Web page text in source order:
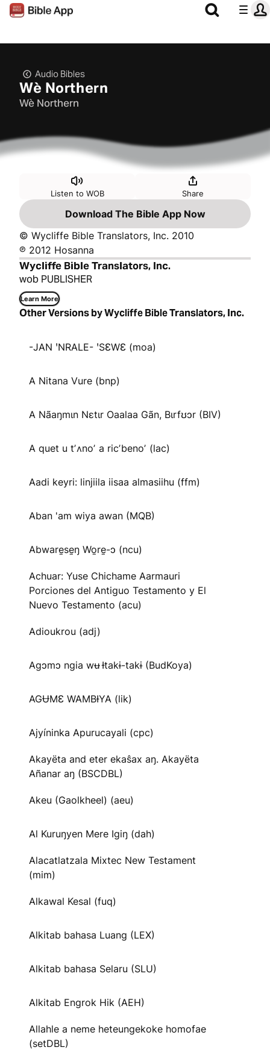
Audio Bibles
Wè Northern
Wè Northern
Listen to WOB Share
Download The Bible App Now
© Wycliffe Bible Translators, Inc. 2010
℗ 2012 Hosanna
Wycliffe Bible Translators, Inc.
wob PUBLISHER
Learn More
Other Versions by Wycliffe Bible Translators, Inc.
-JAN ꞌNRALE- ꞌSƐWƐ (moa)
A Nitana Vure (bnp)
A Nãaŋmɩn Nɛtɩr Oaalaa Gãn, Bɩrfʊɔr (BIV)
A quet u tʼʌnoʼ a ricʼbenoʼ (lac)
Aadi keyri: linjiila iisaa almasiihu (ffm)
Aban 'am wiya awan (MQB)
Abware̱se̱ŋ Wo̱re̱-ɔ (ncu)
Achuar: Yuse Chichame Aarmauri
Porciones del Antiguo Testamento y El
Nuevo Testamento (acu)
Adioukrou (adj)
Agɔmɔ ngia wʉ Ɨtakɨ-takɨ (BudKoya)
AGɄMƐ WAMBƗYA (lik)
Ajyíninka Apurucayali (cpc)
Akayëta and eter ekaŝax aŋ. Akayëta
Añanar aŋ (BSCDBL)
Akeu (Gaolkheel) (aeu)
Al Kuruŋyen Mere Igiŋ (dah)
Alacatlatzala Mixtec New Testament
(mim)
Alkawal Kesal (fuq)
Alkitab bahasa Luang (LEX)
Alkitab bahasa Selaru (SLU)
Alkitab Engrok Hik (AEH)
Allahle a neme heteungekoke homofae
(setDBL)